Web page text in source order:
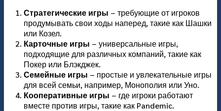
Стратегические игры – требующие от игроков
продумывать свои ходы наперед, такие как Шашки
или Козел.
Карточные игры – универсальные игры,
подходящие для различных компаний, такие как
Покер или Блэкджек.
Семейные игры – простые и увлекательные игры
для всей семьи, например, Монополия или Уно.
Кооперативные игры – где игроки работают
вместе против игры, такие как Pandemic.